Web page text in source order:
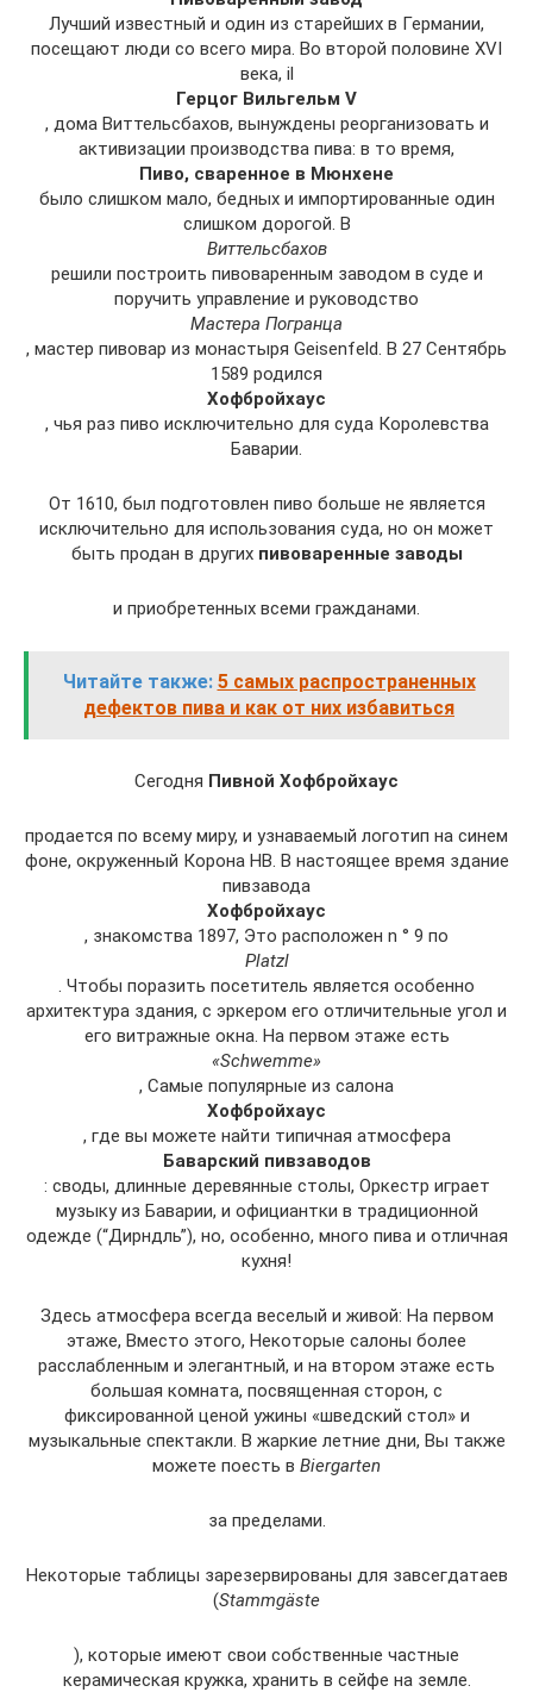
Лучший известный и один из старейших в Германии,
посещают люди со всего мира. Во второй половине XVI
века, il
Герцог Вильгельм V
, дома Виттельсбахов, вынуждены реорганизовать и
активизации производства пива: в то время,
Пиво, сваренное в Мюнхене
было слишком мало, бедных и импортированные один
слишком дорогой. В
Виттельсбахов
решили построить пивоваренным заводом в суде и
поручить управление и руководство
Мастера Погранца
, мастер пивовар из монастыря Geisenfeld. В 27 Сентябрь
1589 родился
Хофбройхаус
, чья раз пиво исключительно для суда Королевства
Баварии.
От 1610, был подготовлен пиво больше не является
исключительно для использования суда, но он может
быть продан в других пивоваренные заводы
и приобретенных всеми гражданами.
Читайте также: 5 самых распространенных
дефектов пива и как от них избавиться
Сегодня Пивной Хофбройхаус
продается по всему миру, и узнаваемый логотип на синем
фоне, окруженный Корона HB. В настоящее время здание
пивзавода
Хофбройхаус
, знакомства 1897, Это расположен n ° 9 по
Platzl
. Чтобы поразить посетитель является особенно
архитектура здания, с эркером его отличительные угол и
его витражные окна. На первом этаже есть
«Schwemme»
, Самые популярные из салона
Хофбройхаус
, где вы можете найти типичная атмосфера
Баварский пивзаводов
: своды, длинные деревянные столы, Оркестр играет
музыку из Баварии, и официантки в традиционной
одежде (“Дирндль”), но, особенно, много пива и отличная
кухня!
Здесь атмосфера всегда веселый и живой: На первом
этаже, Вместо этого, Некоторые салоны более
расслабленным и элегантный, и на втором этаже есть
большая комната, посвященная сторон, с
фиксированной ценой ужины «шведский стол» и
музыкальные спектакли. В жаркие летние дни, Вы также
можете поесть в Biergarten
за пределами.
Некоторые таблицы зарезервированы для завсегдатаев
(Stammgäste
), которые имеют свои собственные частные
керамическая кружка, хранить в сейфе на земле.